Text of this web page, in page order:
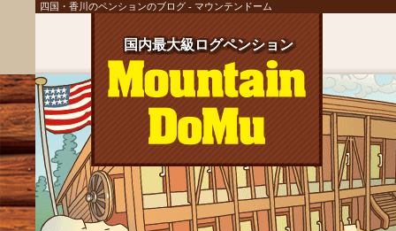
四国・香川のペンションのブログ - マウンテンドーム
国内最大級ログペンション
国内最大級ログペンション
国内最大級ログペンション
国内最大級ログペンション
国内最大級ログペンション
国内最大級ログペンション
国内最大級ログペンション
国内最大級ログペンション
国内最大級ログペンション
国内最大級ログペンション
国内最大級ログペンション
国内最大級ログペンション
国内最大級ログペンション
国内最大級ログペンション
国内最大級ログペンション
国内最大級ログペンション
国内最大級ログペンション
国内最大級ログペンション
国内最大級ログペンション
国内最大級ログペンション
国内最大級ログペンション
国内最大級ログペンション
国内最大級ログペンション
国内最大級ログペンション
国内最大級ログペンション